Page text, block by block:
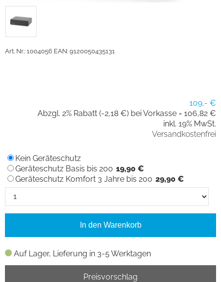
Art. Nr.: 1004056 EAN: 9120050435131
109,- €
Abzgl. 2% Rabatt (-2,18 €) bei Vorkasse = 106,82 €
inkl. 19% MwSt.
Versandkostenfrei
Auf Lager, Lieferung in 3-5 Werktagen
Kein Geräteschutz
Geräteschutz Basis bis 200 19,90 €
Geräteschutz Komfort 3 Jahre bis 200 29,90 €
In den Warenkorb
Preisvorschlag